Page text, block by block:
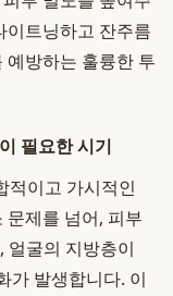
이트닝하고 잔주름
예방하는 훌륭한 투
필요한 시기
적이고 가시적인
문제를 넘어, 피부
얼굴의 지방층이
가 발생합니다. 이